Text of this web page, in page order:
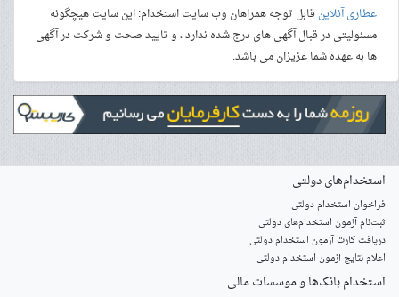
عطاری آنلاینقابل توجه همراهان وب سایت استخدام: این سایت هیچگونه
مسئولیتی در قبال آگهی های درج شده ندارد ، و تایید صحت و شرکت در آگهی
ها به عهده شما عزیزان می باشد.
استخدام‌های دولتی
فراخوان استخدام دولتی
ثبت‌نام آزمون‌ استخدام‌های دولتی
دریافت کارت آزمون استخدام دولتی
اعلام نتایج آزمون استخدام دولتی
استخدام‌ بانک‌ها و موسسات مالی